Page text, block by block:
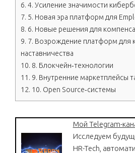
6. 4. Усиление значимости
7. 5. Новая эра платформ для
8. 6. Новые решения для
9. 7. Возрождение платформ для
наставничества
10. 8. Блокчейн‑технологии
11. 9. Внутренние маркетплейсы
12. 10. Open Source‑системы
Мой Telegram-
Исследуем
HR-Tech,